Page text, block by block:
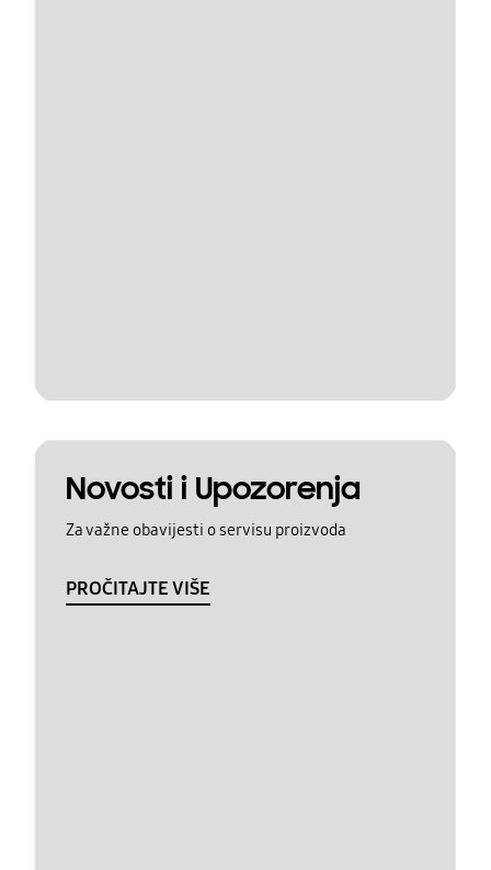
Novosti i Upozorenja
Za važne obavijesti o servisu proizvoda
PROČITAJTE VIŠE